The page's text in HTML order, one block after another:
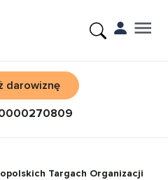
darowiznę
0000270809
Targach Organizacji